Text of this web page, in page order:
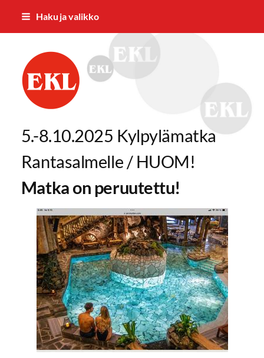
Siirry
Haku ja valikko
Vaasan Eläkkeensaajat ry
5.-8.10.2025 Kylpylämatka
Rantasalmelle / HUOM!
Matka on peruutettu!